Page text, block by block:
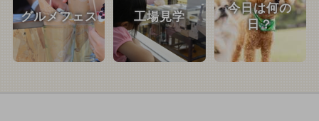
グルメフェス 工場見学
今日は何の
日？